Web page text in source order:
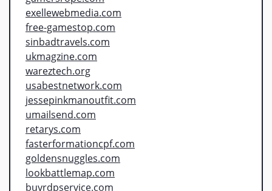
exellewebmedia.com
free-gamestop.com
sinbadtravels.com
ukmagzine.com
wareztech.org
usabestnetwork.com
jessepinkmanoutfit.com
umailsend.com
retarys.com
fasterformationcpf.com
goldensnuggles.com
lookbattlemap.com
buyrdpservice.com